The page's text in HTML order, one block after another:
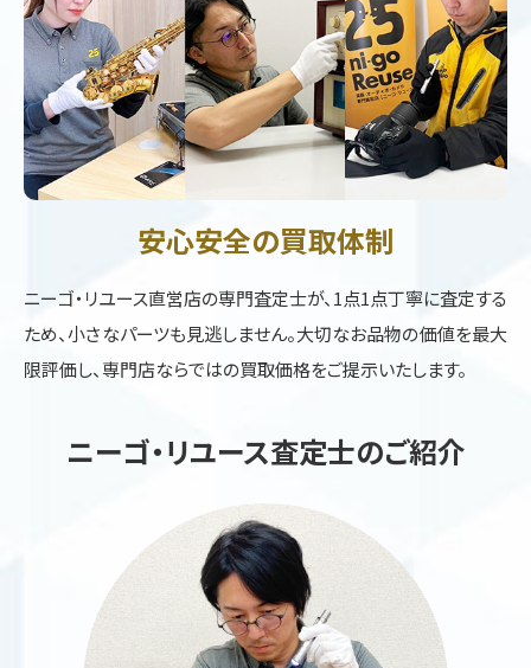
安心安全の買取体制
ニーゴ・リユース直営店の専門査定士が、1点1点丁寧に査定する
ため、小さなパーツも見逃しません。大切なお品物の価値を最大
限評価し、専門店ならではの買取価格をご提示いたします。
ニーゴ・リユース査定士のご紹介